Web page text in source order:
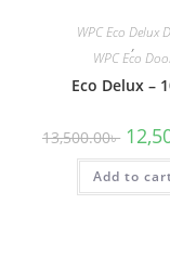
WPC Eco Delux
,
WPC Eco
Eco Delux –
13,500.00৳ price
was:
Add to